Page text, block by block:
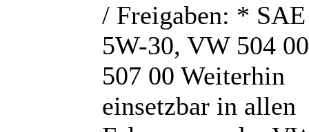
/ Freigaben: * SAE
5W-30, VW 504
507 00 Weiterhin
einsetzbar in allen